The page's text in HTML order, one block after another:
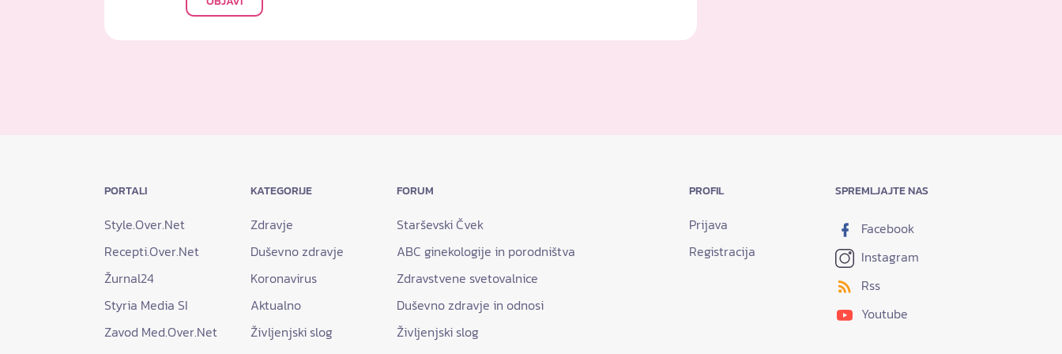
PORTALI
Style.Over.Net
Recepti.Over.Net
Žurnal24
Styria Media SI
Zavod Med.Over.Net
KATEGORIJE
Zdravje
Duševno zdravje
Koronavirus
Aktualno
Življenjski slog
FORUM
Starševski Čvek
ABC ginekologije in porodništva
Zdravstvene svetovalnice
Duševno zdravje in odnosi
Življenjski slog
PROFIL
Prijava
Registracija
SPREMLJAJTE NAS
Facebook
Instagram
Rss
Youtube